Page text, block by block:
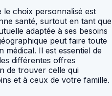
le choix personnalisé est
santé, surtout en tant que
adaptée à ses besoins
peut faire toute
médical. Il est essentiel de
différentes offres
de trouver celle qui
et à ceux de votre famille.